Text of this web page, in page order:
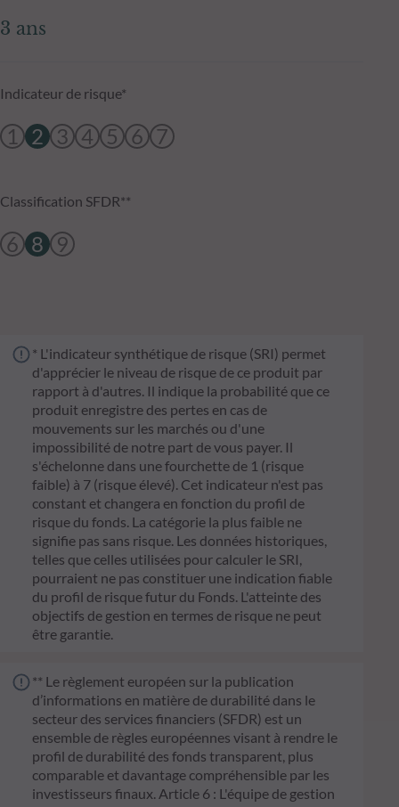
3 ans
Indicateur de risque*
1 2 3 4 5 6 7
Classification SFDR**
6 8 9
* L'indicateur synthétique de risque (SRI) permet
d'apprécier le niveau de risque de ce produit par
rapport à d'autres. Il indique la probabilité que ce
produit enregistre des pertes en cas de
mouvements sur les marchés ou d'une
impossibilité de notre part de vous payer. Il
s'échelonne dans une fourchette de 1 (risque
faible) à 7 (risque élevé). Cet indicateur n'est pas
constant et changera en fonction du profil de
risque du fonds. La catégorie la plus faible ne
signifie pas sans risque. Les données historiques,
telles que celles utilisées pour calculer le SRI,
pourraient ne pas constituer une indication fiable
du profil de risque futur du Fonds. L'atteinte des
objectifs de gestion en termes de risque ne peut
être garantie.
** Le règlement européen sur la publication
d’informations en matière de durabilité dans le
secteur des services financiers (SFDR) est un
ensemble de règles européennes visant à rendre le
profil de durabilité des fonds transparent, plus
comparable et davantage compréhensible par les
investisseurs finaux. Article 6 : L'équipe de gestion